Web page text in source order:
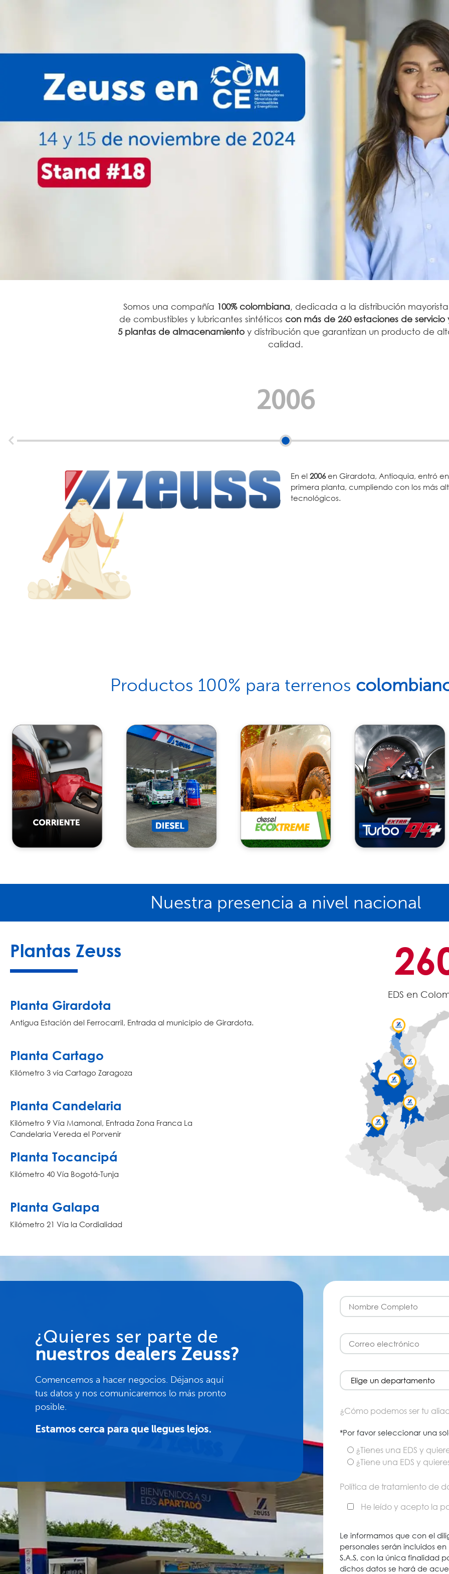
Somos una compañía 100% colombiana, dedicada a la distribución mayorista
de combustibles y lubricantes sintéticos con más de 260 estaciones de servicio
5 plantas de almacenamiento y distribución que garantizan un producto de
calidad.
2006
En el 2006en Girardota, Antioquia, entró
primera planta, cumpliendo con los más
tecnológicos.
Productos 100% para terrenos
Nuestra presencia a nivel nacional
Plantas Zeuss
Planta Girardota
Antigua Estación del Ferrocarril, Entrada al municipio de Girardota.
Planta Cartago
Kilómetro 3 vía Cartago Zaragoza
Planta Candelaria
Kilómetro 9 Vía Mamonal, Entrada Zona Franca La
Candelaria Vereda el Porvenir
Planta Tocancipá
Kilómetro 40 Vía Bogotá-Tunja
Planta Galapa
Kilómetro 21 Vía la Cordialidad
EDS en
¿Quieres ser parte de
nuestros dealers Zeuss?
Comencemos a hacer negocios. Déjanos aquí
tus datos y nos comunicaremos lo más pronto
posible.
Estamos cerca para que llegues lejos.
¿Cómo podemos ser tu
*Por favor seleccionar una
¿Tienes una EDS y
¿Tiene una EDS y
Política de tratamiento de
He leído y acepto la
Le informamos que con el
personales serán incluidos
S.A.S, con la única finalidad
dichos datos se hará de